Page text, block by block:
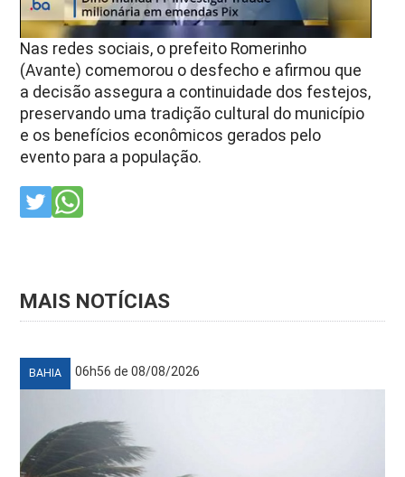
Nas redes sociais, o prefeito Romerinho
(Avante) comemorou o desfecho e afirmou que
a decisão assegura a continuidade dos festejos,
preservando uma tradição cultural do município
e os benefícios econômicos gerados pelo
evento para a população.
MAIS NOTÍCIAS
BAHIA 06h56 de 08/08/2026